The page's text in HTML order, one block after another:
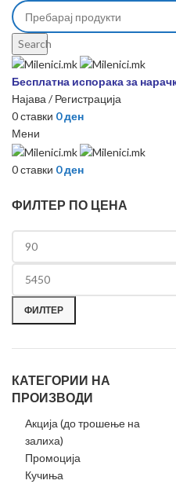
Search
Бесплатна испорака за
Најава / Регистрација
0ставки 0ден
Мени
0ставки 0ден
ФИЛТЕР ПО ЦЕНА
ФИЛТЕР
КАТЕГОРИИ НА
ПРОИЗВОДИ
Акција (до трошење на
залиха)
Промоција
Кучиња